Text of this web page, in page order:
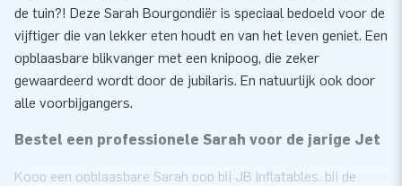
de tuin?! Deze Sarah Bourgondiër is speciaal bedoeld voor de
vijftiger die van lekker eten houdt en van het leven geniet. Een
opblaasbare blikvanger met een knipoog, die zeker
gewaardeerd wordt door de jubilaris. En natuurlijk ook door
alle voorbijgangers.
Bestel een professionele Sarah voor de jarige Jet
Koop een opblaasbare Sarah pop bij JB Inflatables, bij de